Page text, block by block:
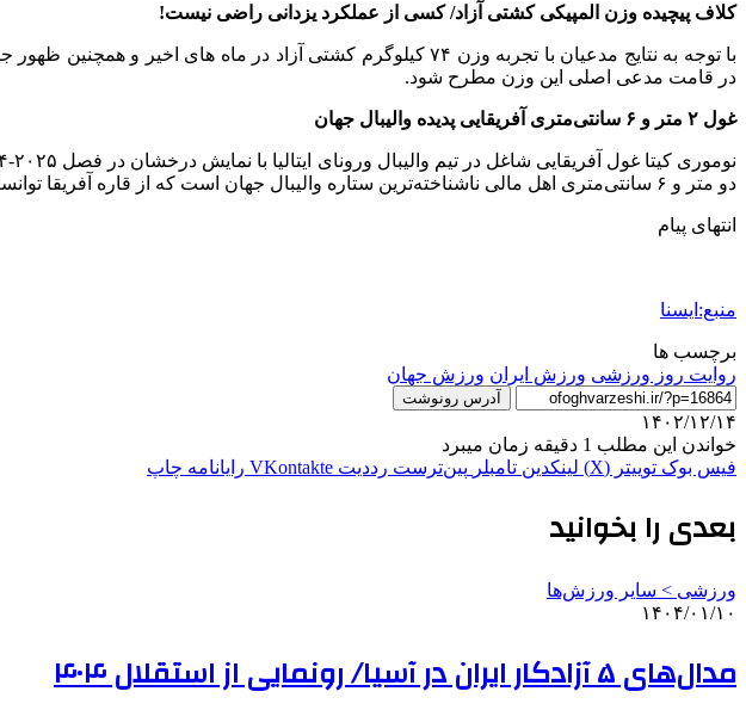
کلاف پیچیده وزن المپیکی کشتی آزاد/ کسی از عملکرد یزدانی راضی نیست!
با توجه به نتایج مدعیان با تجربه وزن ۷۴ کیلوگرم کشتی آزاد
در قامت مدعی اصلی این وزن مطرح شود.
غول ۲ متر و ۶ سانتی‌متری آفریقایی پدیده والیبال جهان
دو متر و ۶ سانتی‌متری اهل مالی ناشناخته‌ترین ستاره والیبال جهان است که از قاره آفریقا توانسته در سری آ ایتالیا بدرخشد.
انتهای پیام
منبع:ایسنا
برچسب ها
روایت روز ورزشی ورزش ایران ورزش جهان
آدرس رونوشت
۱۴۰۲/۱۲/۱۴
خواندن این مطلب 1 دقیقه زمان میبرد
فیس بوک توییتر (X) لینکدین ‫تامبلر ‫پین‌ترست ‫رددیت ‫VKontakte رایانامه چاپ
بعدی را بخوانید
ورزشی > سایر ورزش‌ها
۱۴۰۴/۰۱/۱۰
مدال‌های ۵ آزادکار ایران در آسیا/ رونمایی از استقلال ۴۰۴